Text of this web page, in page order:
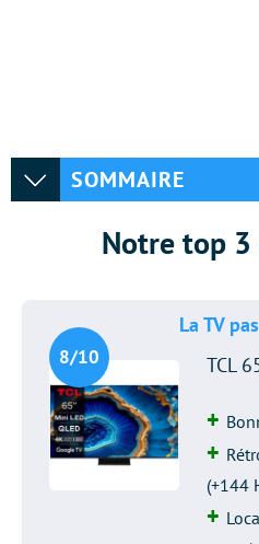
SOMMAIRE
Notre top 3
La TV
8/10 TCL
(+144